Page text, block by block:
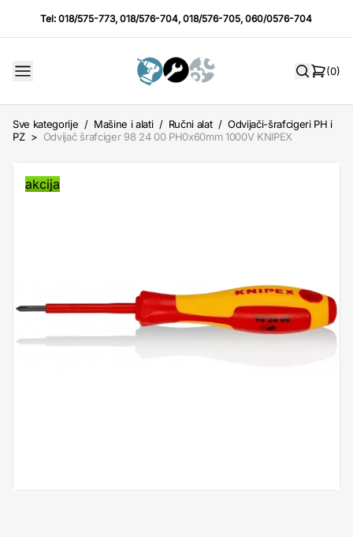
Tel:018/575-773,018/576-704,018/576-705,060/0576-704
(0)
Sve kategorije / Mašine i alati / Ručni alat / Odvijači-šrafcigeri PH i
PZ > Odvijač šrafciger 98 24 00 PH0x60mm 1000V KNIPEX
akcija